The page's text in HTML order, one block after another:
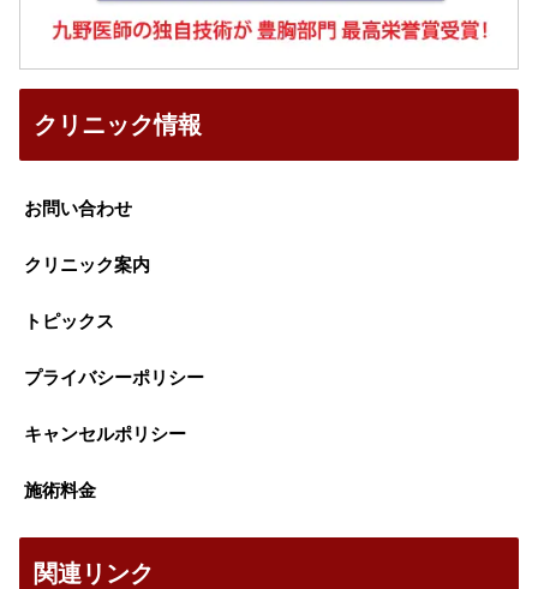
クリニック情報
お問い合わせ
クリニック案内
トピックス
プライバシーポリシー
キャンセルポリシー
施術料金
関連リンク